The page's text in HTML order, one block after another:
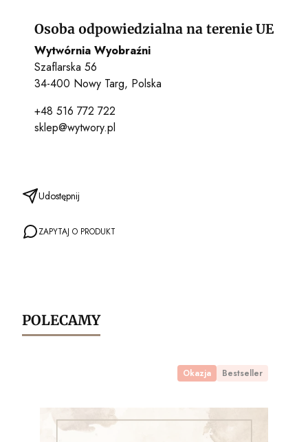
Osoba odpowiedzialna na terenie UE
Wytwórnia Wyobraźni
Szaflarska 56
34-400 Nowy Targ, Polska
+48 516 772 722
sklep@wytwory.pl
Udostępnij
ZAPYTAJ O PRODUKT
POLECAMY
Okazja Bestseller